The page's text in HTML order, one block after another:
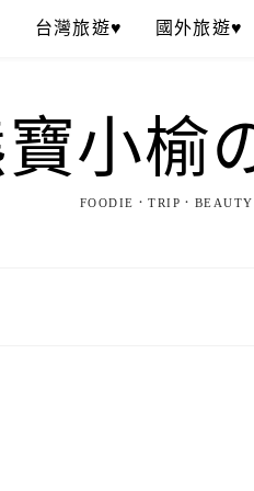
台灣旅遊♥ 國外旅遊♥
小榆
FOODIE．TRIP．